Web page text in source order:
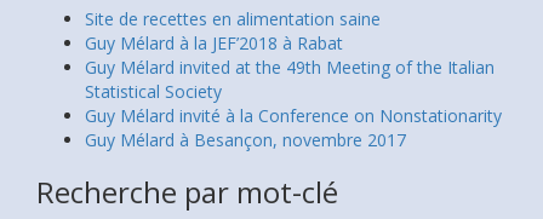
Site de recettes en alimentation saine
Guy Mélard à la JEF’2018 à Rabat
Guy Mélard invited at the 49th Meeting of the Italian
Statistical Society
Guy Mélard invité à la Conference on Nonstationarity
Guy Mélard à Besançon, novembre 2017
Recherche par mot-clé